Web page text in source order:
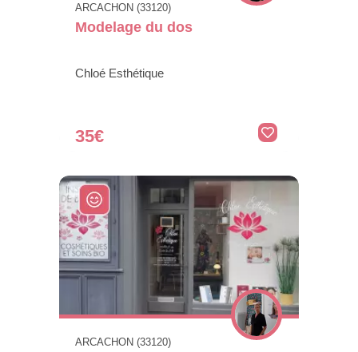
ARCACHON (33120)
Modelage du dos
Chloé Esthétique
35€
ARCACHON (33120)